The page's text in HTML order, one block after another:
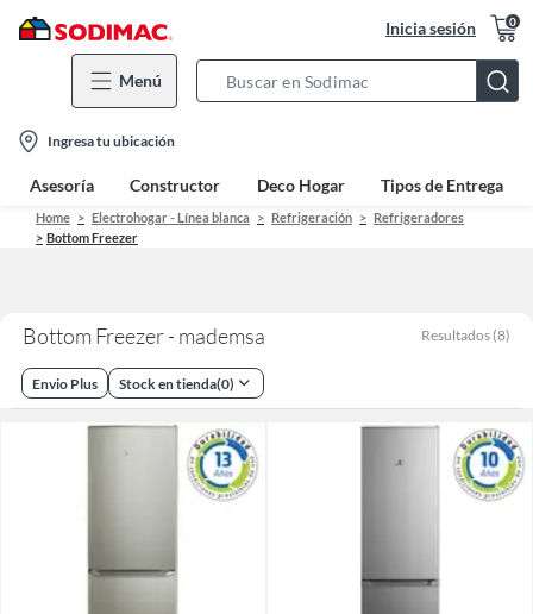
Inicia sesión 0
Menú
Bar
location-
icon
Ingresa tu ubicación
Asesoría Constructor Deco Hogar Tipos de Entrega
Home Electrohogar - Línea blanca Refrigeración
Refrigeradores
Bottom Freezer
Bottom Freezer - mademsa Resultados (8)
Envio Plus Stock en tienda(0)